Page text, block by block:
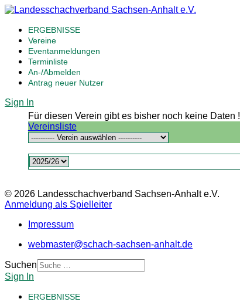
ERGEBNISSE
Vereine
Eventanmeldungen
Terminliste
An-/Abmelden
Antrag neuer Nutzer
Sign In
Für diesen Verein gibt es bisher noch keine Daten !
Vereinsliste
© 2026 Landesschachverband Sachsen-Anhalt e.V.
Anmeldung als Spielleiter
Impressum
webmaster@schach-sachsen-anhalt.de
Suchen
Sign In
ERGEBNISSE